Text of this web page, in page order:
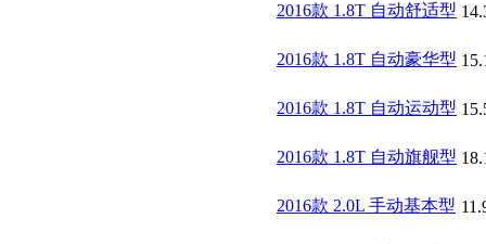
2016款 1.8T 自动舒适型
2016款 1.8T 自动豪华型
2016款 1.8T 自动运动型
2016款 1.8T 自动旗舰型
2016款 2.0L 手动基本型